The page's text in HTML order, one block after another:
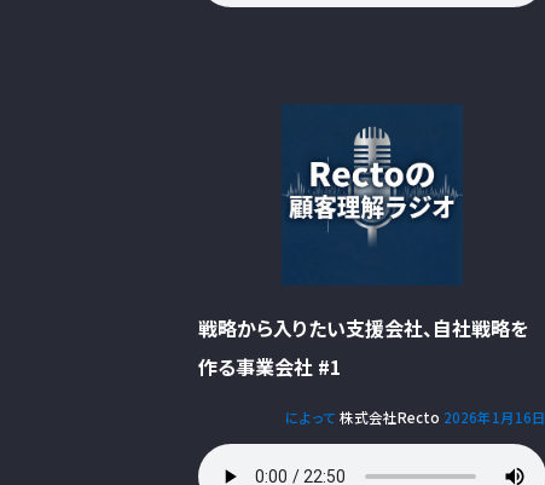
戦略から入りたい支援会社、自社戦略を
作る事業会社 #1
によって株式会社Recto 2026年1月16日